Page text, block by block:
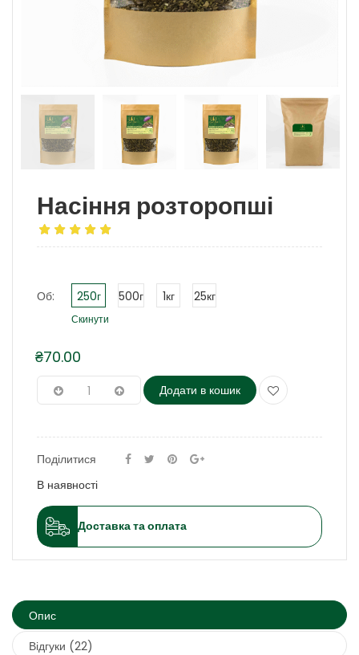
Насіння розторопші
Об: 250г 500г 1кг 25кг
Скинути
₴70.00
Додати в кошик
Поділитися
В наявності
Доставка та оплата
Опис
Відгуки (22)